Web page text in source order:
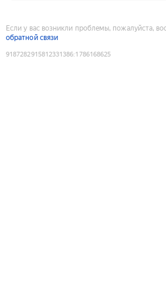
Если у вас возникли проблемы, пожалуйста,
обратной связи
9187282915812331386:1786168625